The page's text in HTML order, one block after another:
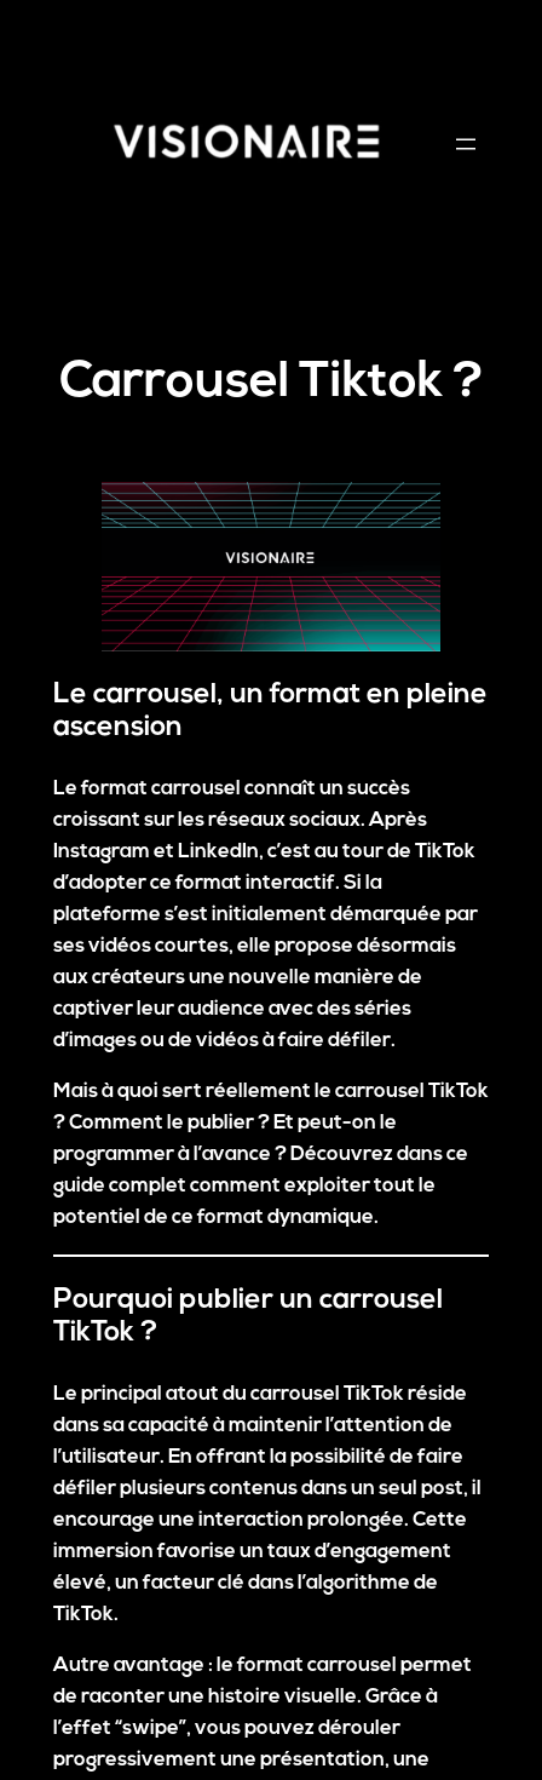
Carrousel Tiktok ?
Le carrousel, un format en pleine
ascension
Le format carrousel connaît un succès
croissant sur les réseaux sociaux. Après
Instagram et LinkedIn, c’est au tour de TikTok
d’adopter ce format interactif. Si la
plateforme s’est initialement démarquée par
ses vidéos courtes, elle propose désormais
aux créateurs une nouvelle manière de
captiver leur audience avec des séries
d’images ou de vidéos à faire défiler.
Mais à quoi sert réellement le carrousel TikTok
? Comment le publier ? Et peut-on le
programmer à l’avance ? Découvrez dans ce
guide complet comment exploiter tout le
potentiel de ce format dynamique.
Pourquoi publier un carrousel
TikTok ?
Le principal atout du carrousel TikTok réside
dans sa capacité à maintenir l’attention de
l’utilisateur. En offrant la possibilité de faire
défiler plusieurs contenus dans un seul post, il
encourage une interaction prolongée. Cette
immersion favorise un taux d’engagement
élevé, un facteur clé dans l’algorithme de
TikTok.
Autre avantage : le format carrousel permet
de raconter une histoire visuelle. Grâce à
l’effet “swipe”, vous pouvez dérouler
progressivement une présentation, une